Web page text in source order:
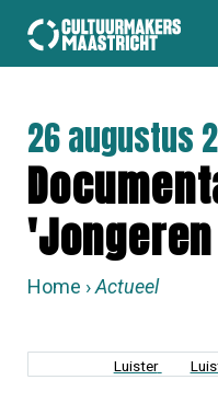
26 augustus
KRUIMELPAD
Home Actueel
Luister